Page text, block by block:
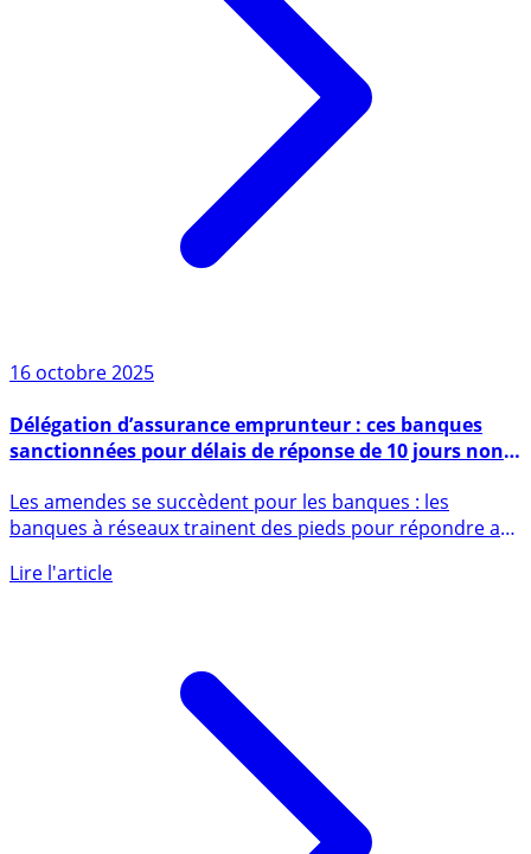
16 octobre 2025
Délégation d’assurance emprunteur : ces banques
sanctionnées pour délais de réponse de 10 jours non
respectés
banques à réseaux trainent des pieds pour répondre aux